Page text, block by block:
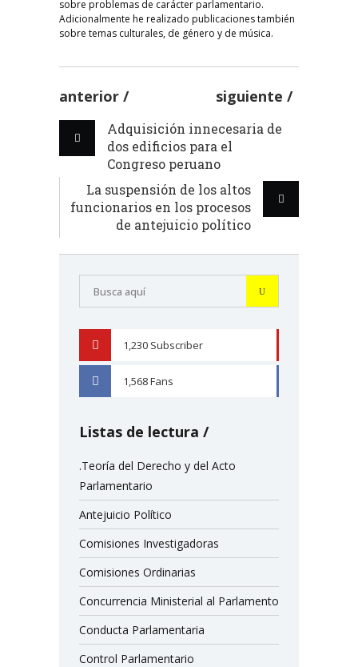
sobre problemas de carácter parlamentario.
Adicionalmente he realizado publicaciones también
sobre temas culturales, de género y de música.
anterior siguiente
Adquisición innecesaria de
dos edificios para el
Congreso peruano
La suspensión de los altos
funcionarios en los procesos
de antejuicio político
1,230 Subscriber
1,568Fans
Listas de lectura
.Teoría del Derecho y del Acto
Parlamentario
Antejuicio Político
Comisiones Investigadoras
Comisiones Ordinarias
Concurrencia Ministerial al Parlamento
Conducta Parlamentaria
Control Parlamentario